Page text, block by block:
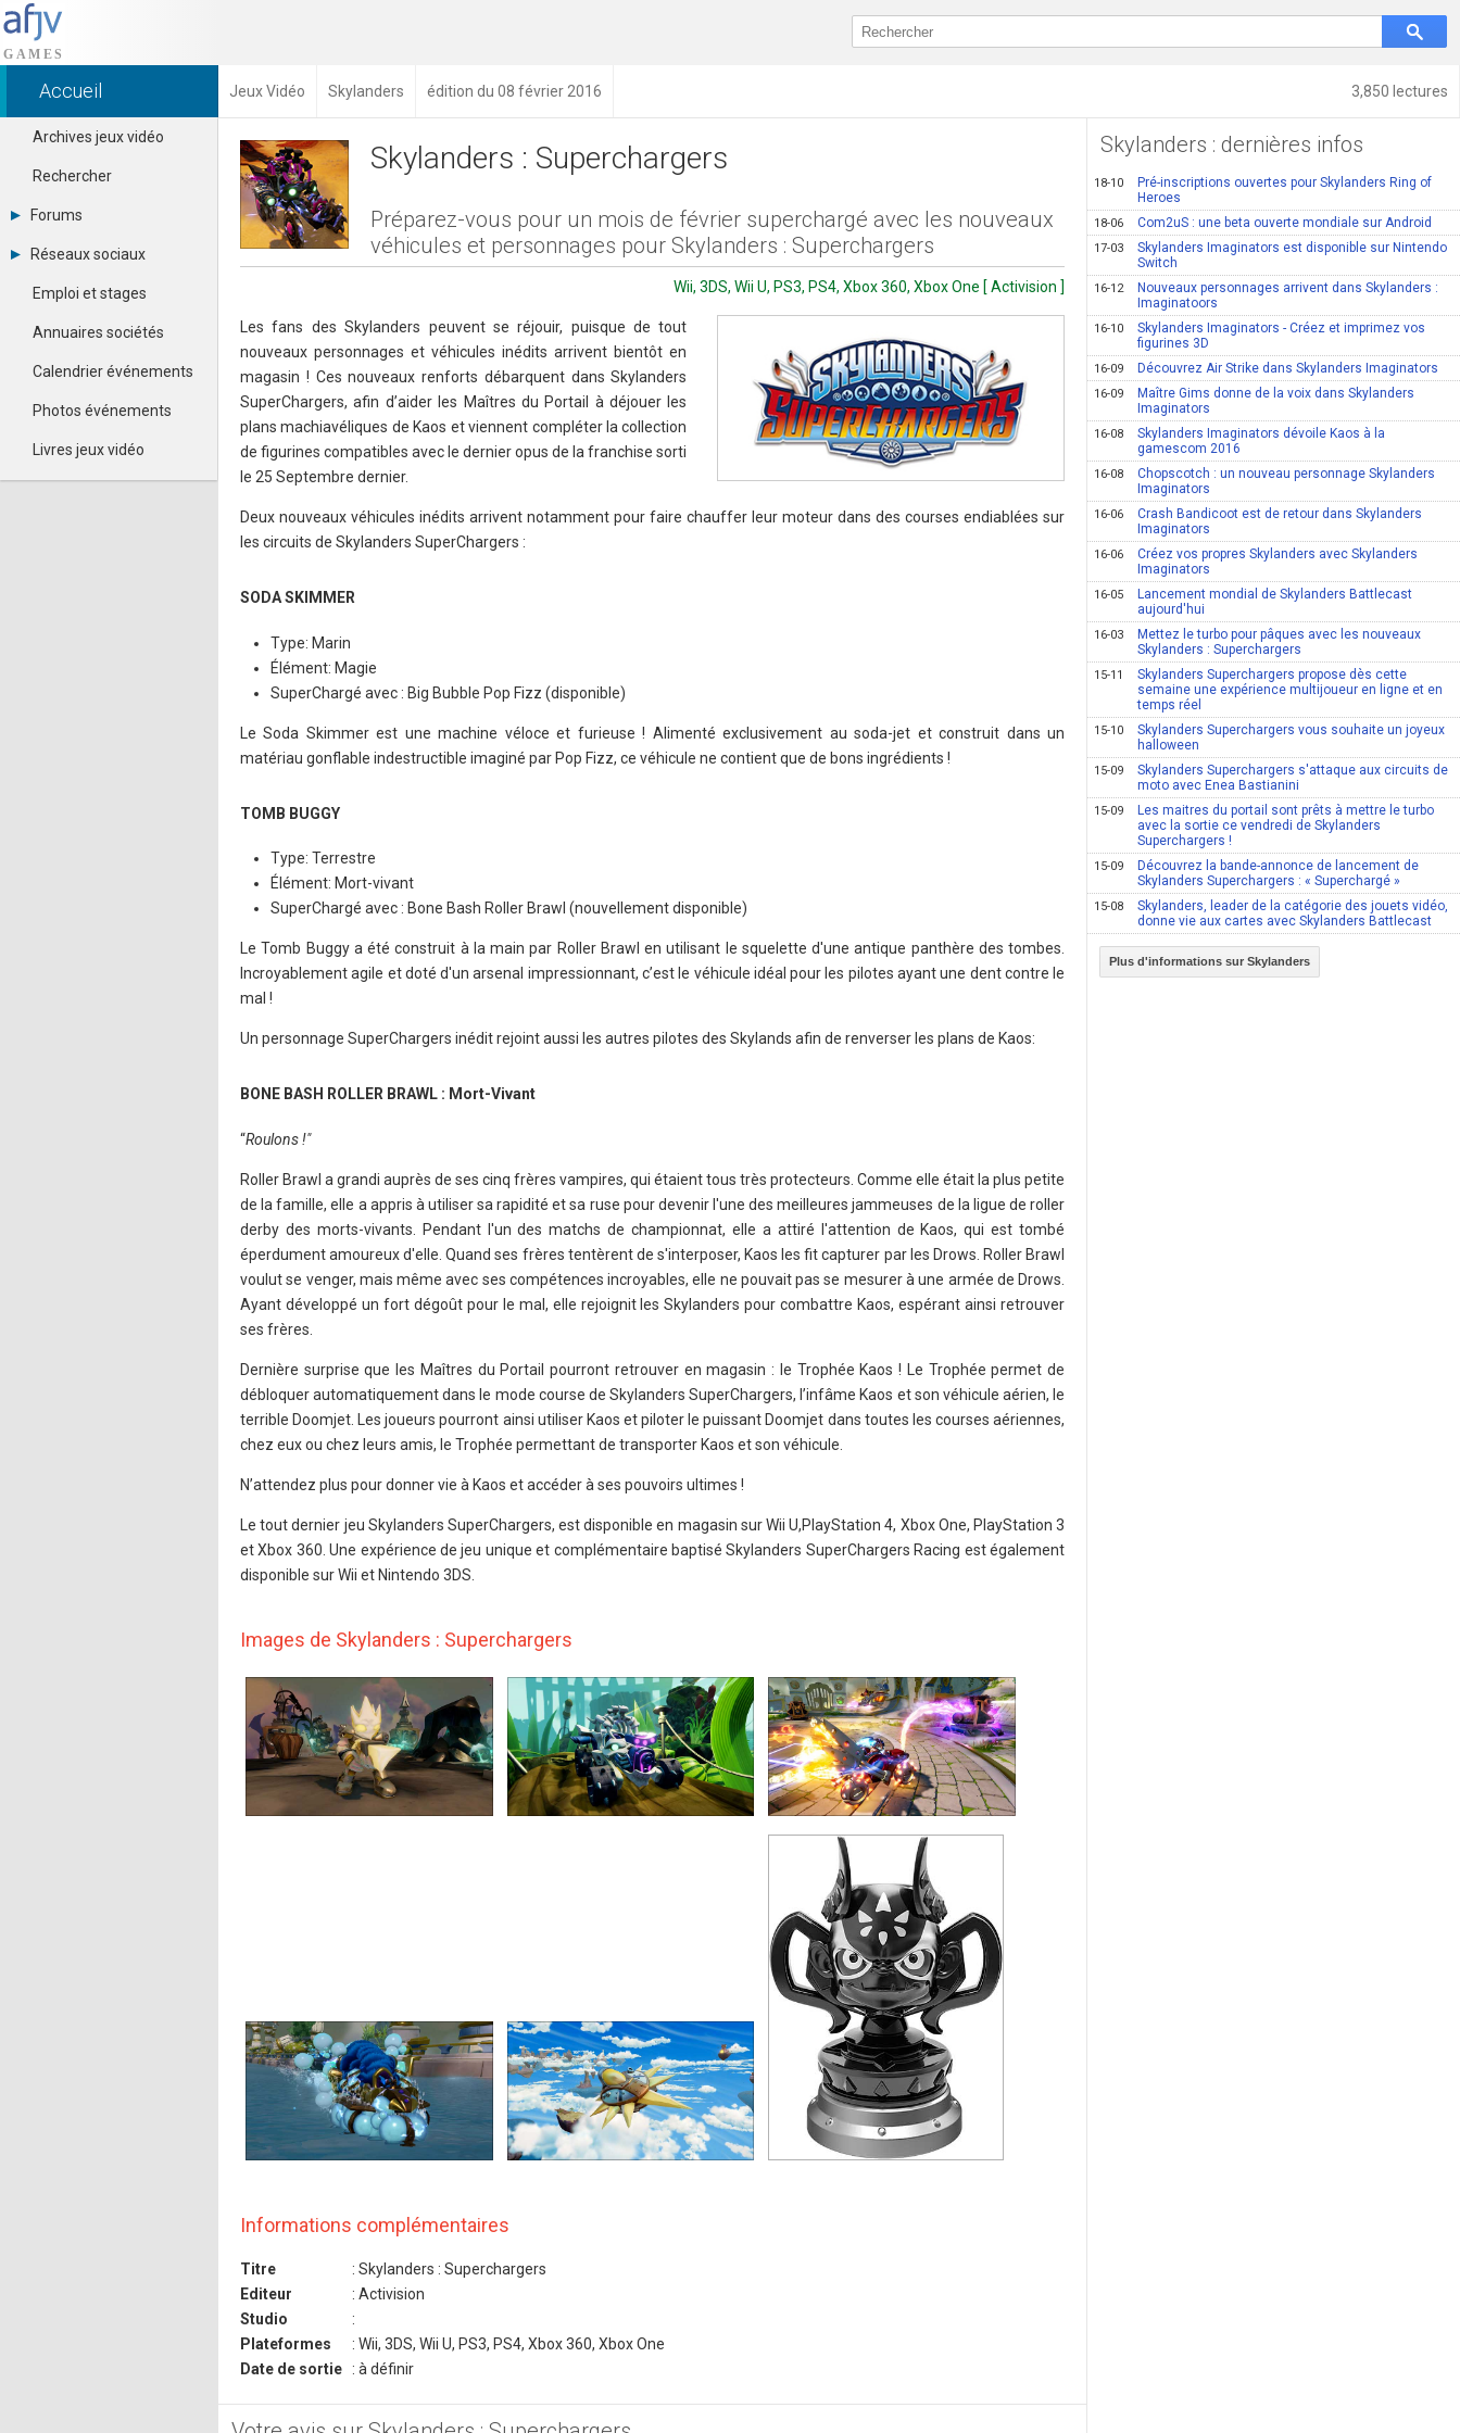
3,850 lectures
Accueil Jeux Vidéo Skylanders édition du 08 février 2016
Archives jeux vidéo
Rechercher
Forums
Tous les forums
Se connecter
Contacter un modérateur
Réseaux sociaux
Dailymotion
Facebook
Google+
Pinterest
Youtube
Emploi et stages
Annuaires sociétés
Calendrier événements
Photos événements
Livres jeux vidéo
Skylanders : Superchargers
Préparez-vous pour un mois de février superchargé avec les nouveaux
véhicules et personnages pour Skylanders : Superchargers
Wii, 3DS, Wii U, PS3, PS4, Xbox 360, Xbox One [ Activision ]
Les fans des Skylanders peuvent se réjouir, puisque de tout
nouveaux personnages et véhicules inédits arrivent bientôt en
magasin ! Ces nouveaux renforts débarquent dans Skylanders
SuperChargers, afin d’aider les Maîtres du Portail à déjouer les
plans machiavéliques de Kaos et viennent compléter la collection
de figurines compatibles avec le dernier opus de la franchise sorti
le 25 Septembre dernier.
Deux nouveaux véhicules inédits arrivent notamment pour faire chauffer leur moteur dans des courses endiablées sur
les circuits de Skylanders SuperChargers :
SODA SKIMMER
Type: Marin
Élément: Magie
SuperChargé avec : Big Bubble Pop Fizz (disponible)
Le Soda Skimmer est une machine véloce et furieuse ! Alimenté exclusivement au soda-jet et construit dans un
matériau gonflable indestructible imaginé par Pop Fizz, ce véhicule ne contient que de bons ingrédients !
TOMB BUGGY
Type: Terrestre
Élément: Mort-vivant
SuperChargé avec : Bone Bash Roller Brawl (nouvellement disponible)
Le Tomb Buggy a été construit à la main par Roller Brawl en utilisant le squelette d'une antique panthère des tombes.
Incroyablement agile et doté d'un arsenal impressionnant, c’est le véhicule idéal pour les pilotes ayant une dent contre le
mal !
Un personnage SuperChargers inédit rejoint aussi les autres pilotes des Skylands afin de renverser les plans de Kaos:
BONE BASH ROLLER BRAWL : Mort-Vivant
“Roulons !"
Roller Brawl a grandi auprès de ses cinq frères vampires, qui étaient tous très protecteurs. Comme elle était la plus petite
de la famille, elle a appris à utiliser sa rapidité et sa ruse pour devenir l'une des meilleures jammeuses de la ligue de roller
derby des morts-vivants. Pendant l'un des matchs de championnat, elle a attiré l'attention de Kaos, qui est tombé
éperdument amoureux d'elle. Quand ses frères tentèrent de s'interposer, Kaos les fit capturer par les Drows. Roller Brawl
voulut se venger, mais même avec ses compétences incroyables, elle ne pouvait pas se mesurer à une armée de Drows.
Ayant développé un fort dégoût pour le mal, elle rejoignit les Skylanders pour combattre Kaos, espérant ainsi retrouver
ses frères.
Dernière surprise que les Maîtres du Portail pourront retrouver en magasin : le Trophée Kaos ! Le Trophée permet de
débloquer automatiquement dans le mode course de Skylanders SuperChargers, l’infâme Kaos et son véhicule aérien, le
terrible Doomjet. Les joueurs pourront ainsi utiliser Kaos et piloter le puissant Doomjet dans toutes les courses aériennes,
chez eux ou chez leurs amis, le Trophée permettant de transporter Kaos et son véhicule.
N’attendez plus pour donner vie à Kaos et accéder à ses pouvoirs ultimes !
Le tout dernier jeu Skylanders SuperChargers, est disponible en magasin sur Wii U,PlayStation 4, Xbox One, PlayStation 3
et Xbox 360. Une expérience de jeu unique et complémentaire baptisé Skylanders SuperChargers Racing est également
disponible sur Wii et Nintendo 3DS.
Images de Skylanders : Superchargers
Informations complémentaires
Titre
: Skylanders : Superchargers
Editeur
: Activision
Studio
:
Plateformes
: Wii, 3DS, Wii U, PS3, PS4, Xbox 360, Xbox One
Date de sortie
: à définir
Skylanders : dernières infos
18-10
Pré-inscriptions ouvertes pour Skylanders Ring of
Heroes
18-06 Com2uS : une beta ouverte mondiale sur Android
17-03
Skylanders Imaginators est disponible sur Nintendo
Switch
16-12
Nouveaux personnages arrivent dans Skylanders :
Imaginatoors
16-10
Skylanders Imaginators - Créez et imprimez vos
figurines 3D
16-09 Découvrez Air Strike dans Skylanders Imaginators
16-09
Maître Gims donne de la voix dans Skylanders
Imaginators
16-08
Skylanders Imaginators dévoile Kaos à la
gamescom 2016
16-08
Chopscotch : un nouveau personnage Skylanders
Imaginators
16-06
Crash Bandicoot est de retour dans Skylanders
Imaginators
16-06
Créez vos propres Skylanders avec Skylanders
Imaginators
16-05
Lancement mondial de Skylanders Battlecast
aujourd'hui
16-03
Mettez le turbo pour pâques avec les nouveaux
Skylanders : Superchargers
15-11
Skylanders Superchargers propose dès cette
semaine une expérience multijoueur en ligne et en
temps réel
15-10
Skylanders Superchargers vous souhaite un joyeux
halloween
15-09
Skylanders Superchargers s'attaque aux circuits de
moto avec Enea Bastianini
15-09
Les maitres du portail sont prêts à mettre le turbo
avec la sortie ce vendredi de Skylanders
Superchargers !
15-09
Découvrez la bande-annonce de lancement de
Skylanders Superchargers : « Superchargé »
15-08
Skylanders, leader de la catégorie des jouets vidéo,
donne vie aux cartes avec Skylanders Battlecast
Plus d'informations sur Skylanders